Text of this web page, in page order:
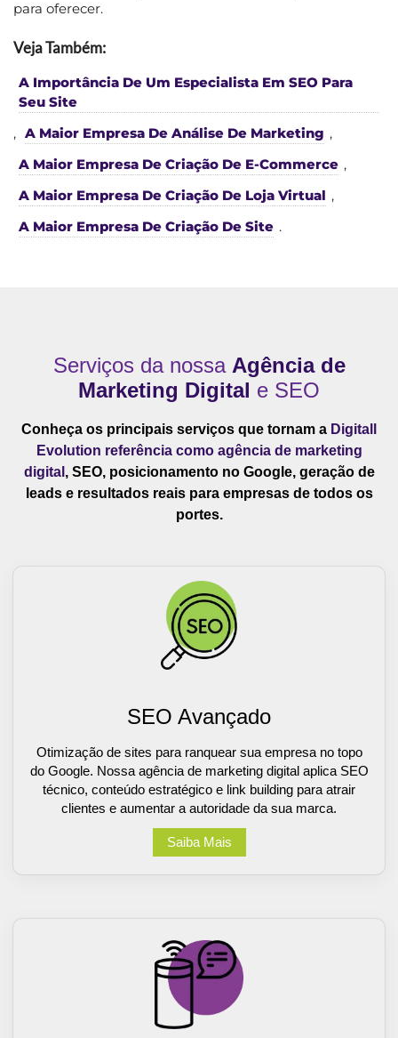
para oferecer.
Veja Também:
A Importância De Um Especialista Em SEO Para
Seu Site
, A Maior Empresa De Análise De Marketing ,
A Maior Empresa De Criação De E-Commerce ,
A Maior Empresa De Criação De Loja Virtual ,
A Maior Empresa De Criação De Site .
Serviços da nossa Agência de
Marketing Digital e SEO
Conheça os principais serviços que tornam a Digitall
Evolution referência como agência de marketing
digital , SEO, posicionamento no Google, geração de
leads e resultados reais para empresas de todos os
portes.
SEO Avançado
Otimização de sites para ranquear sua empresa no topo
do Google. Nossa agência de marketing digital aplica SEO
técnico, conteúdo estratégico e link building para atrair
clientes e aumentar a autoridade da sua marca.
Saiba Mais